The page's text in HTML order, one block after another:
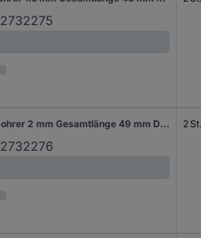
2732275
kwb 209620 HSS Spiralbohrer 2 mm Gesamtlänge 49 mm DIN 338 Zylinderschaft 2 St.
2732276
2 St.